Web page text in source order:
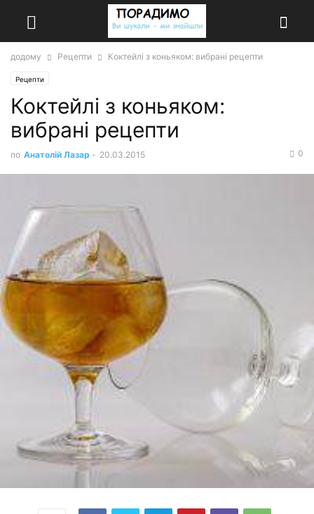
додому Рецепти Коктейлі з коньяком: вибрані рецепти
Рецепти
Коктейлі з коньяком:
вибрані рецепти
по Анатолій Лазар - 20.03.2015 0